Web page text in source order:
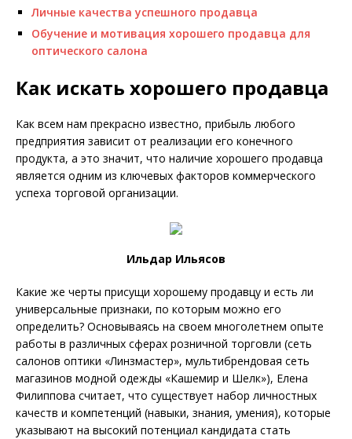
Личные качества успешного продавца
Обучение и мотивация хорошего продавца для
оптического салона
Как искать хорошего продавца
Как всем нам прекрасно известно, прибыль любого
предприятия зависит от реализации его конечного
продукта, а это значит, что наличие хорошего продавца
является одним из ключевых факторов коммерческого
успеха торговой организации.
Ильдар Ильясов
Какие же черты присущи хорошему продавцу и есть ли
универсальные признаки, по которым можно его
определить? Основываясь на своем многолетнем опыте
работы в различных сферах розничной торговли (сеть
салонов оптики «Линзмастер», мультибрендовая сеть
магазинов модной одежды «Кашемир и Шелк»), Елена
Филиппова считает, что существует набор личностных
качеств и компетенций (навыки, знания, умения), которые
указывают на высокий потенциал кандидата стать